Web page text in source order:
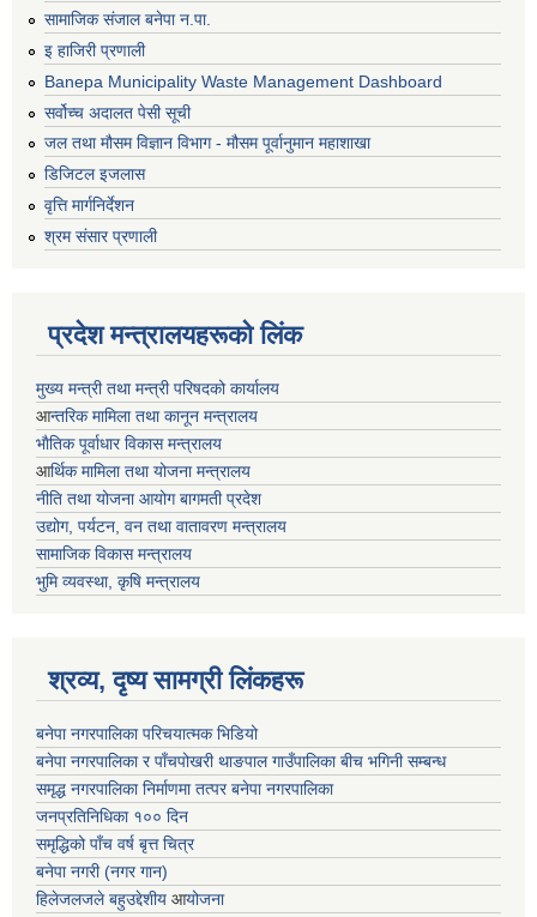
सामाजिक संजाल बनेपा न.पा.
इ हाजिरी प्रणाली
Banepa Municipality Waste Management Dashboard
सर्वोच्च अदालत पेसी सूची
जल तथा मौसम विज्ञान विभाग - मौसम पूर्वानुमान महाशाखा
डिजिटल इजलास
वृत्ति मार्गनिर्देशन
श्रम संसार प्रणाली
प्रदेश मन्त्रालयहरूको लिंक
मुख्य मन्त्री तथा मन्त्री परिषदको कार्यालय
आन्तरिक मामिला तथा कानून मन्त्रालय
भाैतिक पूर्वाधार विकास मन्त्रालय
आर्थिक मामिला तथा योजना मन्त्रालय
नीति तथा योजना आयोग बागमती प्रदेश
उद्योग, पर्यटन, वन तथा वातावरण मन्त्रालय
सामाजिक विकास मन्त्रालय
भुमि व्यवस्था, कृषि मन्त्रालय
श्रव्य, दृष्य सामग्री लिंकहरू
बनेपा नगरपालिका परिचयात्मक भिडियो
बनेपा नगरपालिका र पाँचपोखरी थाङपाल गाउँपालिका बीच भगिनी सम्बन्ध
समृद्ध नगरपालिका निर्माणमा तत्पर बनेपा नगरपालिका
जनप्रतिनिधिका १०० दिन
समृद्धिको पाँच वर्ष बृत्त चित्र
बनेपा नगरी (नगर गान)
हिलेजलजले बहुउद्देशीय आयोजना